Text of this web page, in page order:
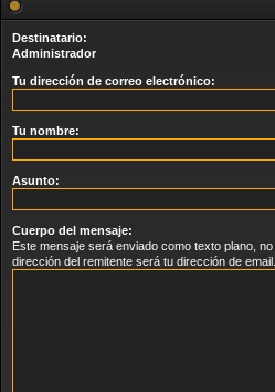
Destinatario:
Administrador
Tu dirección de correo electrónico:
Tu nombre:
Asunto:
Cuerpo del mensaje:
Este mensaje será enviado como texto plano,
dirección del remitente será tu dirección de email.